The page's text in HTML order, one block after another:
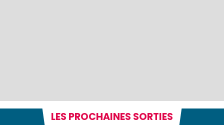
LES PROCHAINES SORTIES